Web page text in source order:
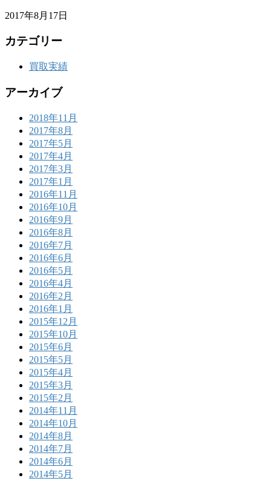
2017年8月17日
カテゴリー
買取実績
アーカイブ
2018年11月
2017年8月
2017年5月
2017年4月
2017年3月
2017年1月
2016年11月
2016年10月
2016年9月
2016年8月
2016年7月
2016年6月
2016年5月
2016年4月
2016年2月
2016年1月
2015年12月
2015年10月
2015年6月
2015年5月
2015年4月
2015年3月
2015年2月
2014年11月
2014年10月
2014年8月
2014年7月
2014年6月
2014年5月